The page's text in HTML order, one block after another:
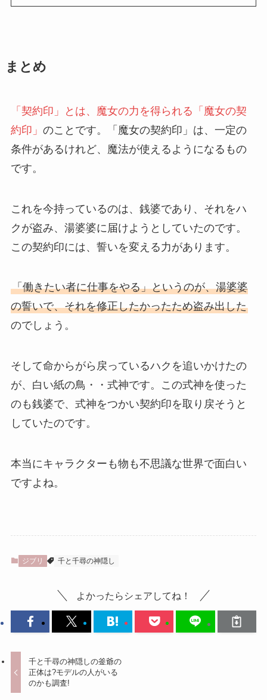
まとめ
「契約印」とは、魔女の力を得られる「魔女の契
約印」 のことです。「魔女の契約印」は、一定の
条件があるけれど、魔法が使えるようになるもの
です。
これを今持っているのは、銭婆であり、それをハ
クが盗み、湯婆婆に届けようとしていたのです。
この契約印には、誓いを変える力があります。
「働きたい者に仕事をやる」というのが、湯婆婆
の誓いで、それを修正したかったため盗み出した
のでしょう。
そして命からがら戻っているハクを追いかけたの
が、白い紙の鳥・・式神です。この式神を使った
のも銭婆で、式神をつかい契約印を取り戻そうと
していたのです。
本当にキャラクターも物も不思議な世界で面白い
ですよね。
ジブリ 千と千尋の神隠し
よかったらシェアしてね！
千と千尋の神隠しの釜爺の
正体は?モデルの人がいる
のかも調査!